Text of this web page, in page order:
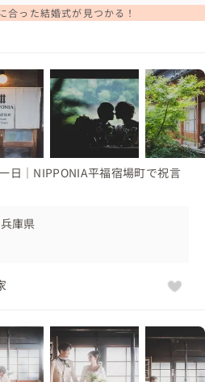
合った結婚式が見つかる！
日｜NIPPONIA平福宿場町で祝言
兵庫県